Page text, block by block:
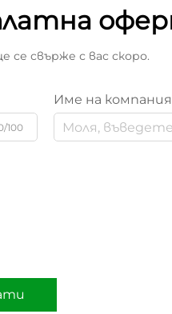
свърже с вас скоро.
100
Име на